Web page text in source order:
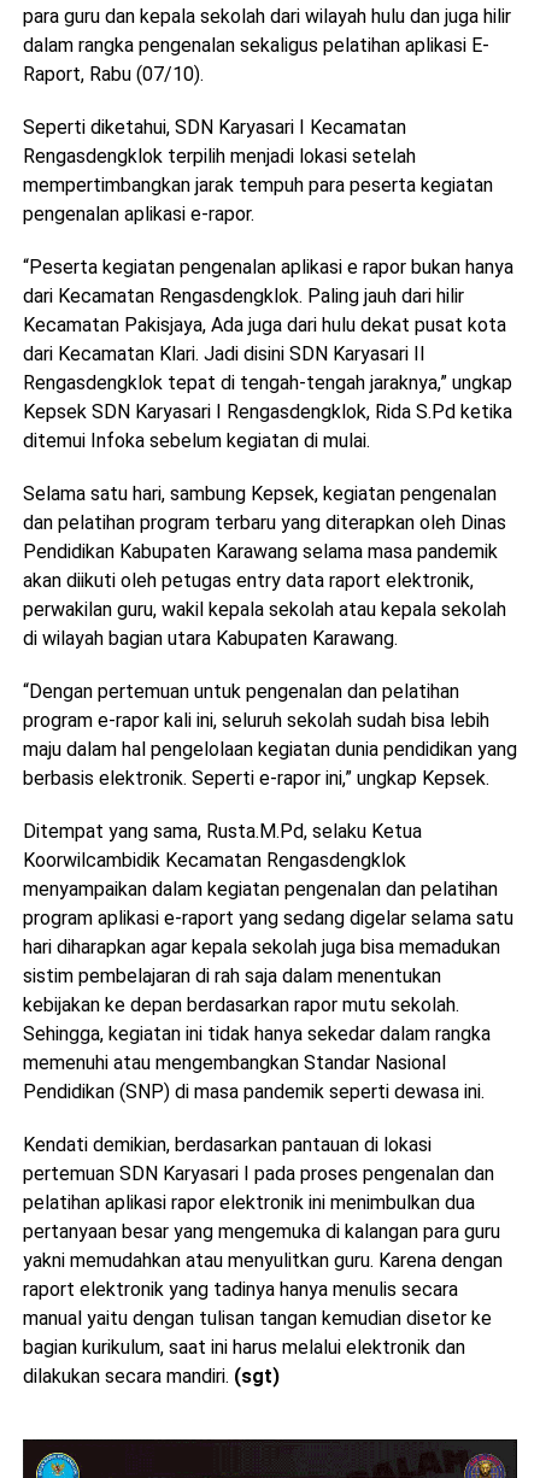
para guru dan kepala sekolah dari wilayah hulu dan juga hilir
dalam rangka pengenalan sekaligus pelatihan aplikasi E-
Raport, Rabu (07/10).
Seperti diketahui, SDN Karyasari I Kecamatan
Rengasdengklok terpilih menjadi lokasi setelah
mempertimbangkan jarak tempuh para peserta kegiatan
pengenalan aplikasi e-rapor.
“Peserta kegiatan pengenalan aplikasi e rapor bukan hanya
dari Kecamatan Rengasdengklok. Paling jauh dari hilir
Kecamatan Pakisjaya, Ada juga dari hulu dekat pusat kota
dari Kecamatan Klari. Jadi disini SDN Karyasari II
Rengasdengklok tepat di tengah-tengah jaraknya,” ungkap
Kepsek SDN Karyasari I Rengasdengklok, Rida S.Pd ketika
ditemui Infoka sebelum kegiatan di mulai.
Selama satu hari, sambung Kepsek, kegiatan pengenalan
dan pelatihan program terbaru yang diterapkan oleh Dinas
Pendidikan Kabupaten Karawang selama masa pandemik
akan diikuti oleh petugas entry data raport elektronik,
perwakilan guru, wakil kepala sekolah atau kepala sekolah
di wilayah bagian utara Kabupaten Karawang.
“Dengan pertemuan untuk pengenalan dan pelatihan
program e-rapor kali ini, seluruh sekolah sudah bisa lebih
maju dalam hal pengelolaan kegiatan dunia pendidikan yang
berbasis elektronik. Seperti e-rapor ini,” ungkap Kepsek.
Ditempat yang sama, Rusta.M.Pd, selaku Ketua
Koorwilcambidik Kecamatan Rengasdengklok
menyampaikan dalam kegiatan pengenalan dan pelatihan
program aplikasi e-raport yang sedang digelar selama satu
hari diharapkan agar kepala sekolah juga bisa memadukan
sistim pembelajaran di rah saja dalam menentukan
kebijakan ke depan berdasarkan rapor mutu sekolah.
Sehingga, kegiatan ini tidak hanya sekedar dalam rangka
memenuhi atau mengembangkan Standar Nasional
Pendidikan (SNP) di masa pandemik seperti dewasa ini.
Kendati demikian, berdasarkan pantauan di lokasi
pertemuan SDN Karyasari I pada proses pengenalan dan
pelatihan aplikasi rapor elektronik ini menimbulkan dua
pertanyaan besar yang mengemuka di kalangan para guru
yakni memudahkan atau menyulitkan guru. Karena dengan
raport elektronik yang tadinya hanya menulis secara
manual yaitu dengan tulisan tangan kemudian disetor ke
bagian kurikulum, saat ini harus melalui elektronik dan
dilakukan secara mandiri. (sgt)